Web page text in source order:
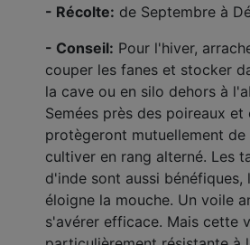
- Récolte: de Septembre à
- Conseil: Pour l'hiver,
couper les fanes et stocker
la cave ou en silo dehors à
Semées près des poireaux et
protègeront mutuellement de
cultiver en rang alterné. Les
d'inde sont aussi bénéfiques,
éloigne la mouche. Un voile
s'avérer efficace. Mais cette